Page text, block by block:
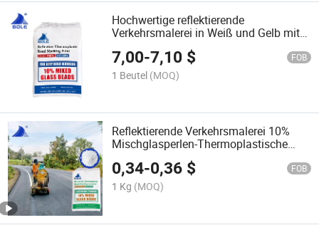
Hochwertige reflektierende
Verkehrsmalerei in Weiß und Gelb mit
starker Haftung für
Straßenmarkierungen
7,00-7,10 $ FOB
1 Beutel (MOQ)
Reflektierende Verkehrsmalerei 10%
Mischglasperlen-Thermoplastische
Straßenmarkierungsfarbe
0,34-0,36 $ FOB
1 Kg (MOQ)